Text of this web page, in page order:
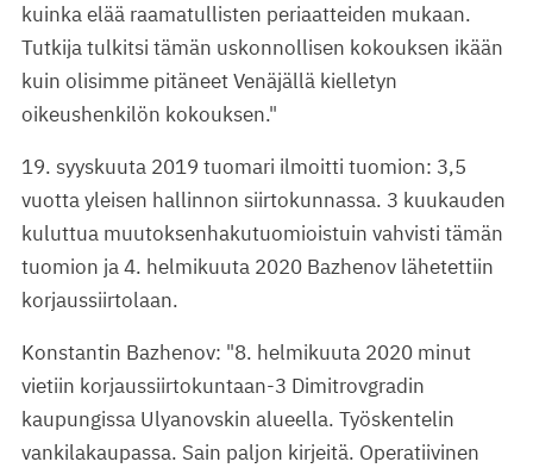
kuinka elää raamatullisten periaatteiden mukaan.
Tutkija tulkitsi tämän uskonnollisen kokouksen ikään
kuin olisimme pitäneet Venäjällä kielletyn
oikeushenkilön kokouksen."
19. syyskuuta 2019 tuomari ilmoitti tuomion: 3,5
vuotta yleisen hallinnon siirtokunnassa. 3 kuukauden
kuluttua muutoksenhakutuomioistuin vahvisti tämän
tuomion ja 4. helmikuuta 2020 Bazhenov lähetettiin
korjaussiirtolaan.
Konstantin Bazhenov: "8. helmikuuta 2020 minut
vietiin korjaussiirtokuntaan-3 Dimitrovgradin
kaupungissa Ulyanovskin alueella. Työskentelin
vankilakaupassa. Sain paljon kirjeitä. Operatiivinen